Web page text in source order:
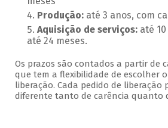
Produção:até 3 anos, com
Aquisição de serviços: até
até 24 meses.
Os prazos são contados a partir de
que tem a flexibilidade de escolher
liberação. Cada pedido de liberação
diferente tanto de carência quanto